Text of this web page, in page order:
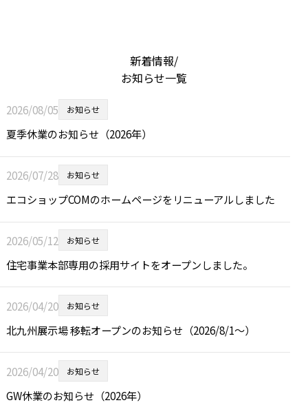
新着情報/
お知らせ一覧
2026/08/05 お知らせ
夏季休業のお知らせ（2026年）
2026/07/28 お知らせ
エコショップCOMのホームページをリニューアルしました
2026/05/12 お知らせ
住宅事業本部専用の採用サイトをオープンしました。
2026/04/20 お知らせ
北九州展示場 移転オープンのお知らせ（2026/8/1～）
2026/04/20 お知らせ
GW休業のお知らせ（2026年）